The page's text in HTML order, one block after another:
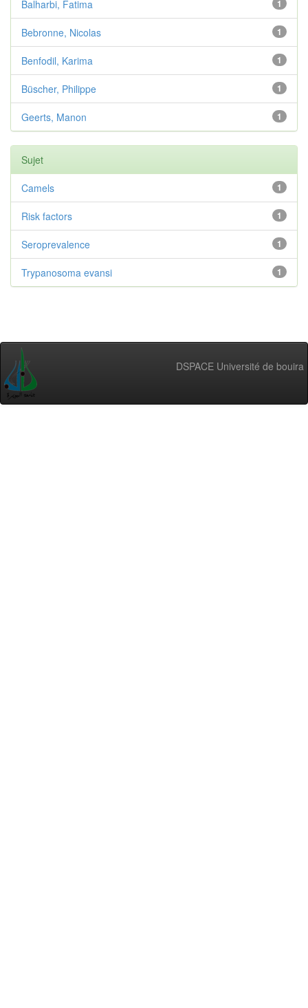
1
Balharbi, Fatima
1
Bebronne, Nicolas
1
Benfodil, Karima
1
Büscher, Philippe
1
Geerts, Manon
Sujet
1
Camels
1
Risk factors
1
Seroprevalence
1
Trypanosoma evansi
DSPACE Université de bouira